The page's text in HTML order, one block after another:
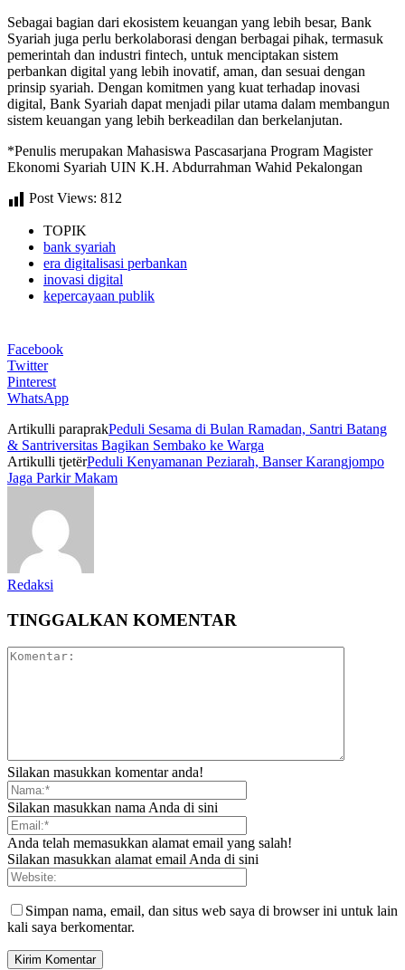
Sebagai bagian dari ekosistem keuangan yang lebih besar, Bank
Syariah juga perlu berkolaborasi dengan berbagai pihak, termasuk
pemerintah dan industri fintech, untuk menciptakan sistem
perbankan digital yang lebih inovatif, aman, dan sesuai dengan
prinsip syariah. Dengan komitmen yang kuat terhadap inovasi
digital, Bank Syariah dapat menjadi pilar utama dalam membangun
sistem keuangan yang lebih berkeadilan dan berkelanjutan.
*Penulis merupakan Mahasiswa Pascasarjana Program Magister
Ekonomi Syariah UIN K.H. Abdurrahman Wahid Pekalongan
Post Views: 812
TOPIK
bank syariah
era digitalisasi perbankan
inovasi digital
kepercayaan publik
Facebook
Twitter
Pinterest
WhatsApp
Artikulli paraprakPeduli Sesama di Bulan Ramadan, Santri Batang
& Santriversitas Bagikan Sembako ke Warga
Artikulli tjetërPeduli Kenyamanan Peziarah, Banser Karangjompo
Jaga Parkir Makam
Redaksi
TINGGALKAN KOMENTAR
Silakan masukkan komentar anda!
Silakan masukkan nama Anda di sini
Anda telah memasukkan alamat email yang salah!
Silakan masukkan alamat email Anda di sini
Simpan nama, email, dan situs web saya di browser ini untuk lain
kali saya berkomentar.